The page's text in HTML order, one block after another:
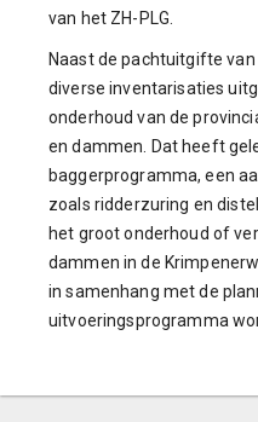
van het ZH-PLG.
Naast de pachtuitgifte
diverse inventarisaties
onderhoud van de
en dammen. Dat heeft
baggerprogramma, een
zoals ridderzuring en
het groot onderhoud of
dammen in de
in samenhang met de
uitvoeringsprogramma